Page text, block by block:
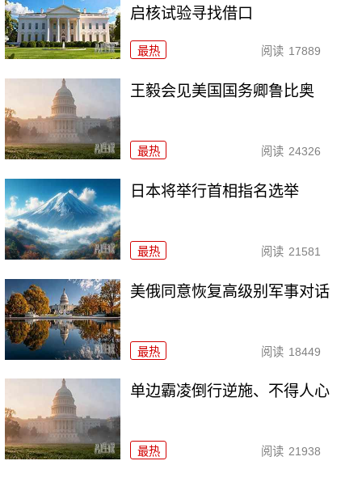
启核试验寻找借口
最热 阅读 17889
王毅会见美国国务卿鲁比奥
最热 阅读 24326
日本将举行首相指名选举
最热 阅读 21581
美俄同意恢复高级别军事对话
最热 阅读 18449
单边霸凌倒行逆施、不得人心
最热 阅读 21938